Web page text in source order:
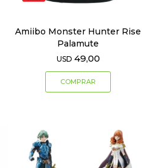
Amiibo Monster Hunter Rise
Palamute
USD 49,00